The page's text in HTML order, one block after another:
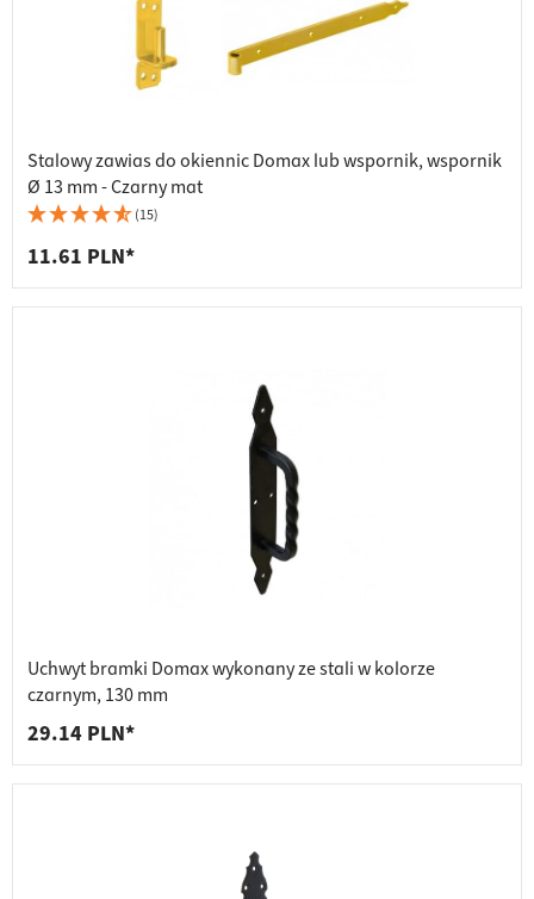
Stalowy zawias do okiennic Domax lub wspornik, wspornik
Ø 13 mm - Czarny mat
(15)
11.61 PLN*
Uchwyt bramki Domax wykonany ze stali w kolorze
czarnym, 130 mm
29.14 PLN*